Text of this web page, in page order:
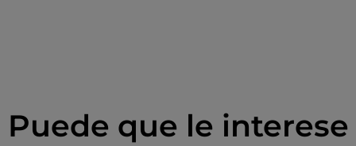
Puede que le interese